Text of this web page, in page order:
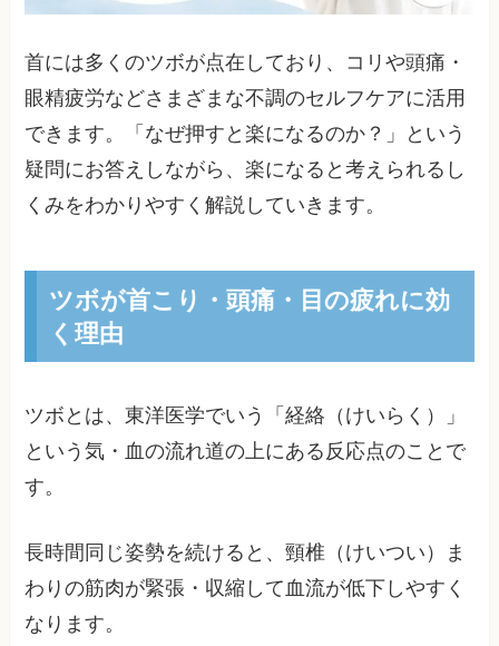
首には多くのツボが点在しており、コリや頭痛・
眼精疲労などさまざまな不調のセルフケアに活用
できます。「なぜ押すと楽になるのか？」という
疑問にお答えしながら、楽になると考えられるし
くみをわかりやすく解説していきます。
ツボが首こり・頭痛・目の疲れに効
く理由
ツボとは、東洋医学でいう「経絡（けいらく）」
という気・血の流れ道の上にある反応点のことで
す。
長時間同じ姿勢を続けると、頸椎（けいつい）ま
わりの筋肉が緊張・収縮して血流が低下しやすく
なります。